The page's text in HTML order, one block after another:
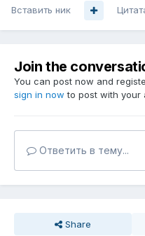
Вставить ник
Join the
You can post now and
sign in now to post with your
Ответить в тему...
Share